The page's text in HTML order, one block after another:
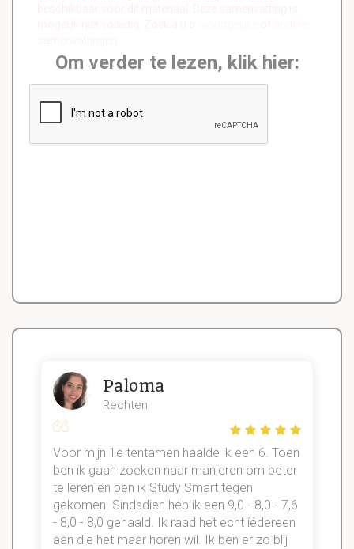
beschikbaar voor dit materiaal. Deze samenvatting is
Om verder te lezen, klik hier:
Paloma
Rechten
Voor mijn 1e tentamen haalde ik een 6. Toen
ben ik gaan zoeken naar manieren om beter
te leren en ben ik Study Smart tegen
gekomen. Sindsdien heb ik een 9,0 - 8,0 - 7,6
- 8,0 - 8,0 gehaald. Ik raad het echt íédereen
aan die het maar horen wil. Ik ben er zo blij